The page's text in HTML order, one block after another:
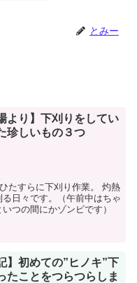
とみー
より】下刈りをしてい
珍しいもの３つ
たすらに下刈り作業。 灼熱
日々です。（午前中はちゃ
つの間にかゾンビです）
】初めての”ヒノキ”下
たことをつらつらしま